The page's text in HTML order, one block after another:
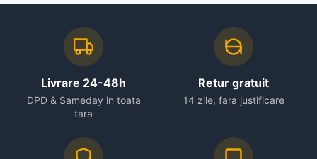
Livrare 24-48h
DPD & Sameday in toata
tara
Retur gratuit
14 zile, fara justificare